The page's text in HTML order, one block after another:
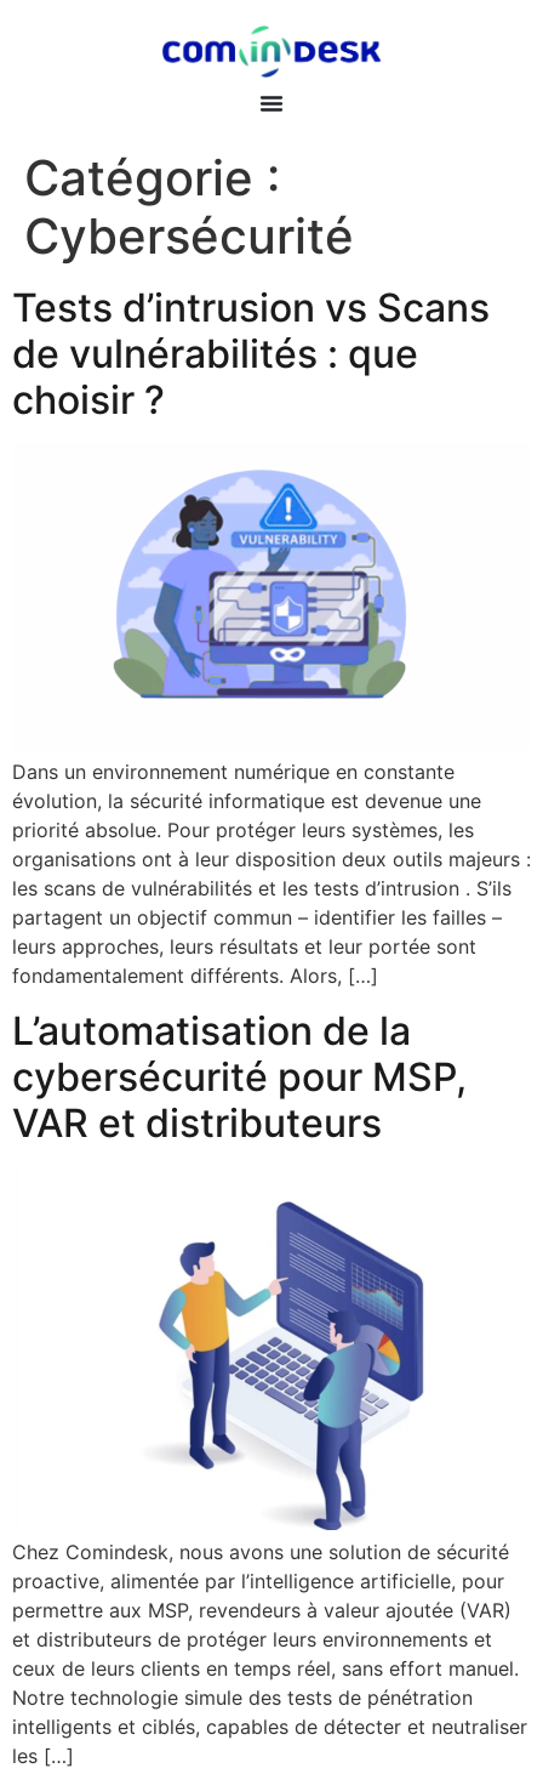
Catégorie :
Cybersécurité
Tests d’intrusion vs Scans
de vulnérabilités : que
choisir ?
Dans un environnement numérique en constante
évolution, la sécurité informatique est devenue une
priorité absolue. Pour protéger leurs systèmes, les
organisations ont à leur disposition deux outils majeurs :
les scans de vulnérabilités et les tests d’intrusion . S’ils
partagent un objectif commun – identifier les failles –
leurs approches, leurs résultats et leur portée sont
fondamentalement différents. Alors, […]
L’automatisation de la
cybersécurité pour MSP,
VAR et distributeurs
Chez Comindesk, nous avons une solution de sécurité
proactive, alimentée par l’intelligence artificielle, pour
permettre aux MSP, revendeurs à valeur ajoutée (VAR)
et distributeurs de protéger leurs environnements et
ceux de leurs clients en temps réel, sans effort manuel.
Notre technologie simule des tests de pénétration
intelligents et ciblés, capables de détecter et neutraliser
les […]